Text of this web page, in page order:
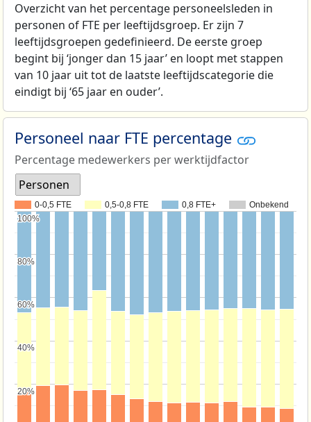
Overzicht van het percentage personeelsleden in
personen of FTE per leeftijdsgroep. Er zijn 7
leeftijdsgroepen gedefinieerd. De eerste groep
begint bij ‘jonger dan 15 jaar’ en loopt met stappen
van 10 jaar uit tot de laatste leeftijdscategorie die
eindigt bij ‘65 jaar en ouder’.
Personeel naar FTE percentage
Percentage medewerkers per werktijdfactor
Personen
0-0,5 FTE 0,5-0,8 FTE 0,8 FTE+ Onbekend
20%
20%
40%
40%
60%
60%
80%
80%
100%
100%